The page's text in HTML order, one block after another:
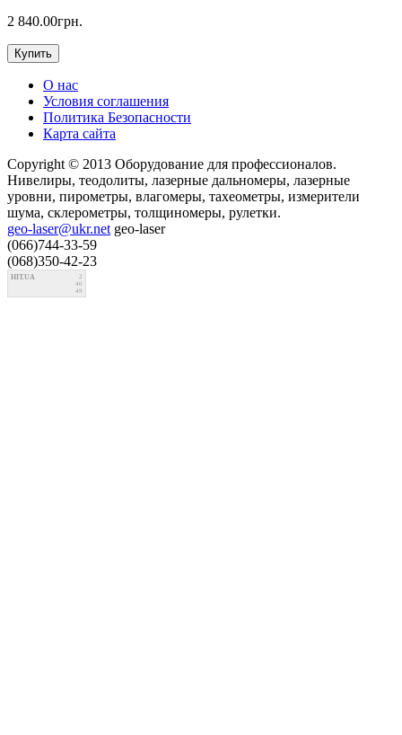
2 840.00грн.
Купить
О нас
Условия соглашения
Политика Безопасности
Карта сайта
Copyright © 2013 Оборудование для профессионалов.
Нивелиры, теодолиты, лазерные дальномеры, лазерные
уровни, пирометры, влагомеры, тахеометры, измерители
шума, склерометры, толщиномеры, рулетки.
geo-laser@ukr.net geo-laser
(066)744-33-59
(068)350-42-23
HIT.UA
2
40
49